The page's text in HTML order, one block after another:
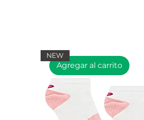
Agregar al carrito
NEW